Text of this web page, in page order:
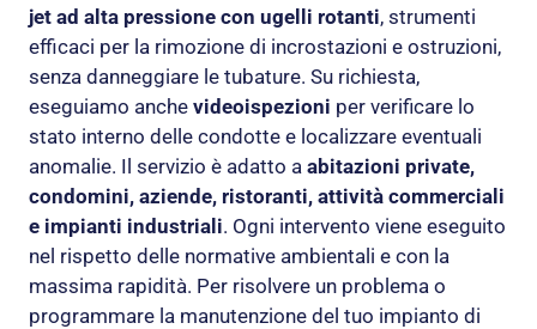
jet ad alta pressione con ugelli rotanti, strumenti
efficaci per la rimozione di incrostazioni e ostruzioni,
senza danneggiare le tubature. Su richiesta,
eseguiamo anche videoispezioni per verificare lo
stato interno delle condotte e localizzare eventuali
anomalie. Il servizio è adatto a abitazioni private,
condomini, aziende, ristoranti, attività commerciali
e impianti industriali. Ogni intervento viene eseguito
nel rispetto delle normative ambientali e con la
massima rapidità. Per risolvere un problema o
programmare la manutenzione del tuo impianto di